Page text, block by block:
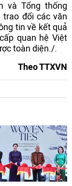
và Tổng thống
trao đổi các văn
tin về kết quả
quan hệ Việt
toàn diện./.
Theo TTXVN